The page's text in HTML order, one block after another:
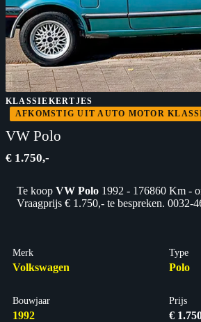
KLASSIEKERTJES
AFKOMSTIG UIT AUTO MOTOR
VW Polo
€ 1.750,-
Te koop VW Polo 1992 - 176860 Km -
Vraagprijs € 1.750,- te bespreken. 0032-
Merk
Volkswagen
Type
Polo
Bouwjaar
1992
Prijs
€